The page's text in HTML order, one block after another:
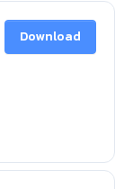
Download